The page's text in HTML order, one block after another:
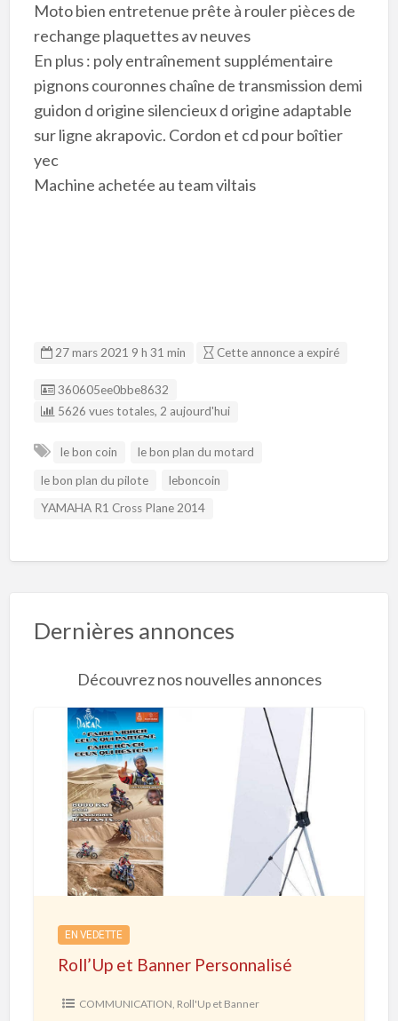
Moto bien entretenue prête à rouler pièces de
rechange plaquettes av neuves
En plus : poly entraînement supplémentaire
pignons couronnes chaîne de transmission demi
guidon d origine silencieux d origine adaptable
sur ligne akrapovic. Cordon et cd pour boîtier
yec
Machine achetée au team viltais
27 mars 2021 9 h 31 min Cette annonce a expiré
Listing ID
360605ee0bbe8632
5626 vues totales, 2 aujourd'hui
le bon coin
le bon plan du motard
le bon plan du pilote
leboncoin
YAMAHA R1 Cross Plane 2014
Dernières annonces
Découvrez nos nouvelles annonces
p
EN VEDETTE
Roll’Up et Banner Personnalisé
COMMUNICATION, Roll'Up et Banner